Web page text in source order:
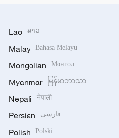
Lao ລາວ
Malay Bahasa Melayu
Mongolian Монгол
Myanmar မြန်မာဘာသာ
Nepali नेपाली
Persian فارسی
Polish Polski